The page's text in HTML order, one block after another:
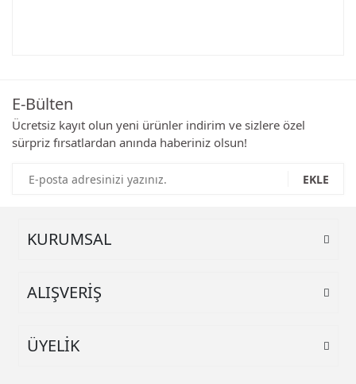
Ürün resmi kalitesiz, bozuk veya görüntülenemiyor.
Ürün açıklamasında eksik bilgiler bulunuyor.
Ürün fiyatı diğer sitelerden daha pahalı.
E-Bülten
Ücretsiz kayıt olun yeni ürünler indirim ve sizlere özel
sürpriz fırsatlardan anında haberiniz olsun!
EKLE
KURUMSAL
ALIŞVERİŞ
ÜYELİK